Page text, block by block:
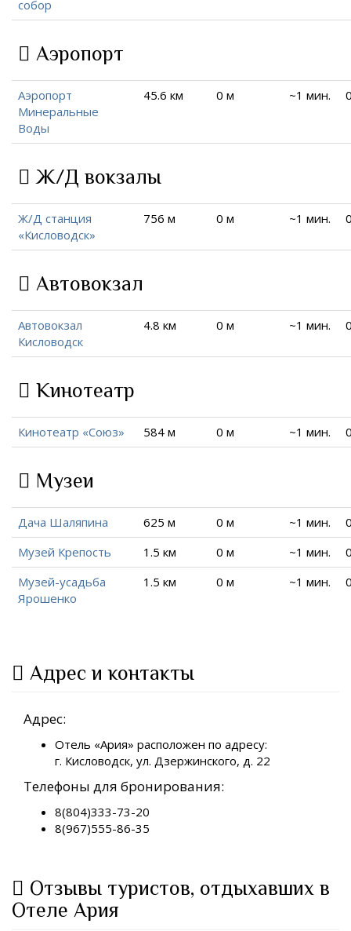
собор
Аэропорт
Аэропорт
Минеральные
Воды
45.6 км 0 м ~1 мин.
Ж/Д вокзалы
Ж/Д станция
«Кисловодск»
756 м 0 м ~1 мин.
Автовокзал
Автовокзал
Кисловодск
4.8 км 0 м ~1 мин.
Кинотеатр
Кинотеатр «Союз» 584 м 0 м ~1 мин.
Музеи
Дача Шаляпина 625 м 0 м ~1 мин.
Музей Крепость
1.5 км 0 м ~1 мин.
Музей-усадьба
Ярошенко
1.5 км 0 м ~1 мин.
Адрес и контакты
Адрес:
Отель «Ария» расположен по адресу:
г. Кисловодск, ул. Дзержинского, д. 22
Телефоны для бронирования:
8(804)333-73-20
8(967)555-86-35
Отзывы туристов, отдыхавших в
Отеле Ария